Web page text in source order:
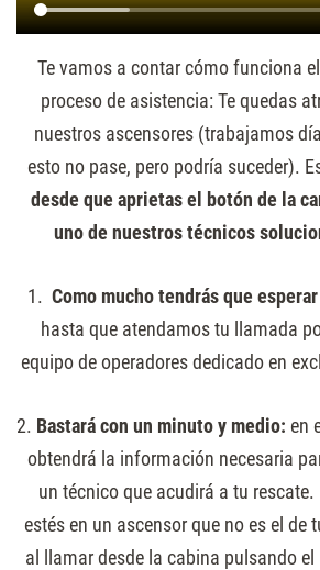
Te vamos a contar cómo funciona
proceso de asistencia: Te quedas
nuestros ascensores (trabajamos
esto no pase, pero podría suceder).
desde que aprietas el botón de la
uno de nuestros técnicos
1. Como mucho tendrás que
hasta que atendamos tu llamada
equipo de operadores dedicado en
2. Bastará con un minuto y medio: en
obtendrá la información necesaria
un técnico que acudirá a tu rescate.
estés en un ascensor que no es el de
al llamar desde la cabina pulsando el